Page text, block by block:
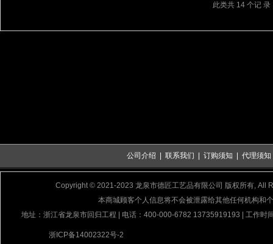
此类共 14 个记 录
公司介绍 联系我们 订购须知 代理须知
Copyright © 2021-2023 龙泉市德匠工艺品有限公司 版权所有, All
本商城顾客个人信息将不会被泄露给其他任何机构和
地址：浙江省龙泉市回归工程 | 电话：400-000-6782 13735919193 | 工作时
浙ICP备14002322号-2